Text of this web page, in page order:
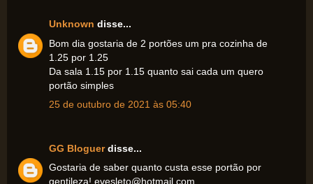
Unknown disse...
Bom dia gostaria de 2 portões um pra cozinha de
1.25 por 1.25
Da sala 1.15 por 1.15 quanto sai cada um quero
portão simples
25 de outubro de 2021 às 05:40
GG Bloguerdisse...
Gostaria de saber quanto custa esse portão por
gentileza! evesleto@hotmail.com